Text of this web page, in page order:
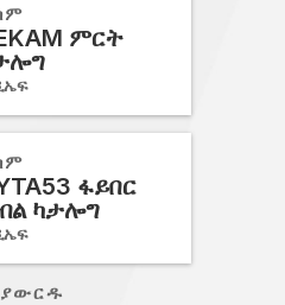
ምርት
ፋይበር
ካታሎግ
ያውርዱ